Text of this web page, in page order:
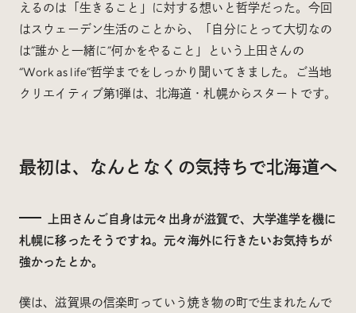
えるのは「生きること」に対する想いと哲学だった。今回
はスウェーデン生活のことから、「自分にとって大切なの
は”誰かと一緒に”何かをやること」という上田さんの
“Work as life”哲学までをしっかり聞いてきました。ご当地
クリエイティブ第1弾は、北海道・札幌からスタートです。
最初は、なんとなくの気持ちで北海道へ
上田さんご自身は元々出身が滋賀で、大学進学を機に
札幌に移ったそうですね。元々海外に行きたいお気持ちが
強かったとか。
僕は、滋賀県の信楽町っていう焼き物の町で生まれたんで